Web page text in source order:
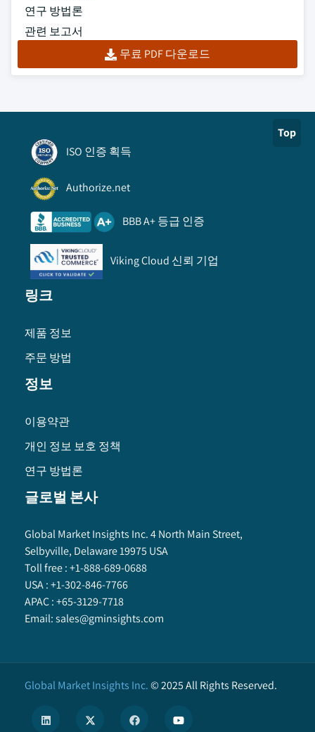
연구 방법론
관련 보고서
무료 PDF 다운로드
Top
ISO 인증 획득
Authorize.net
BBB A+ 등급 인증
Viking Cloud 신뢰 기업
링크
제품 정보
주문 방법
정보
이용약관
개인 정보 보호 정책
연구 방법론
글로벌 본사
Global Market Insights Inc. 4 North Main Street,
Selbyville, Delaware 19975 USA
Toll free :+1-888-689-0688
USA :+1-302-846-7766
APAC :+65-3129-7718
Email:sales@gminsights.com
Global Market Insights Inc.©2025All Rights Reserved.